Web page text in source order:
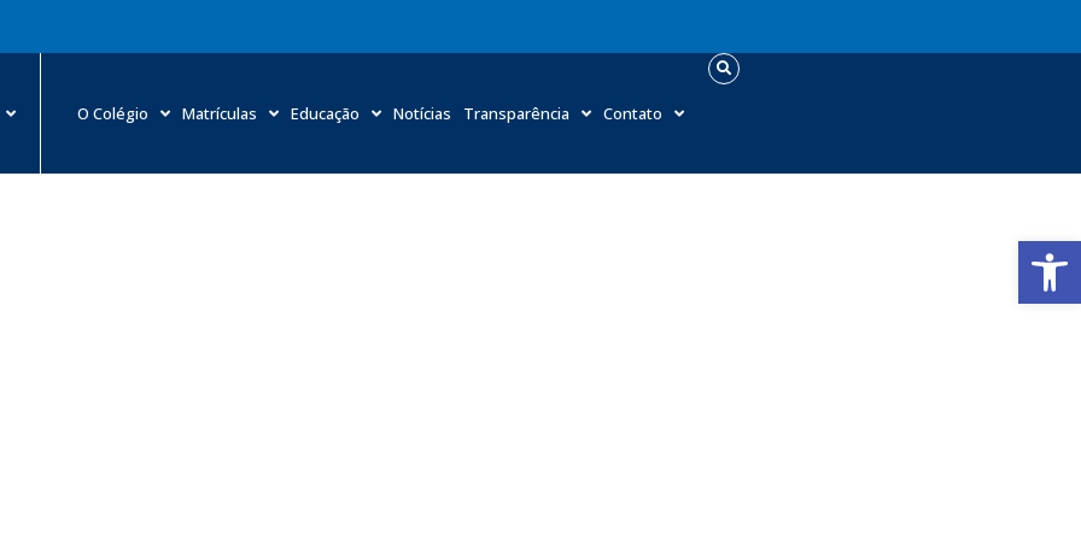
Abrir
O Colégio Matrículas Educação Notícias Transparência Contato